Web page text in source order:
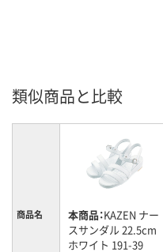
類似商品と比較
商品名 本商品：KAZEN ナー
スサンダル 22.5cm
ホワイト 191-39